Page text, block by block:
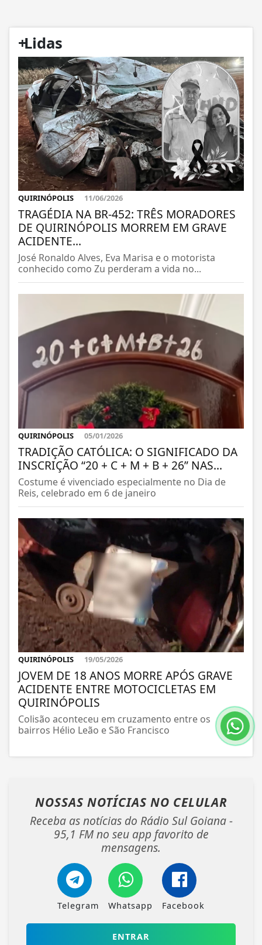
+
Lidas
QUIRINÓPOLIS 11/06/2026
TRAGÉDIA NA BR-452: TRÊS MORADORES
DE QUIRINÓPOLIS MORREM EM GRAVE
ACIDENTE...
José Ronaldo Alves, Eva Marisa e o motorista
conhecido como Zu perderam a vida no...
QUIRINÓPOLIS 05/01/2026
TRADIÇÃO CATÓLICA: O SIGNIFICADO DA
INSCRIÇÃO “20 + C + M + B + 26” NAS...
Costume é vivenciado especialmente no Dia de
Reis, celebrado em 6 de janeiro
QUIRINÓPOLIS 19/05/2026
JOVEM DE 18 ANOS MORRE APÓS GRAVE
ACIDENTE ENTRE MOTOCICLETAS EM
QUIRINÓPOLIS
Colisão aconteceu em cruzamento entre os
bairros Hélio Leão e São Francisco
NOSSAS NOTÍCIAS NO CELULAR
Receba as notícias do Rádio Sul Goiana -
95,1 FM no seu app favorito de
mensagens.
Telegram Whatsapp Facebook
ENTRAR